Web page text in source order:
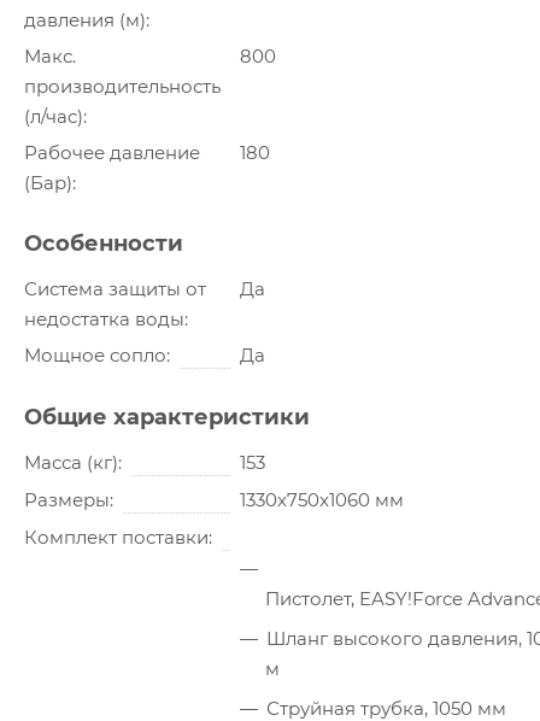
давления (м)
Макс.
производительность
(л/час)
800
Рабочее давление
(Бар)
180
Особенности
Система защиты от
недостатка воды
Да
Мощное сопло Да
Общие характеристики
Масса (кг)
153
Размеры
1330x750x1060 мм
Комплект поставки
Пистолет, EASY!Force
Шланг высокого давления,
м
Струйная трубка, 1050 мм